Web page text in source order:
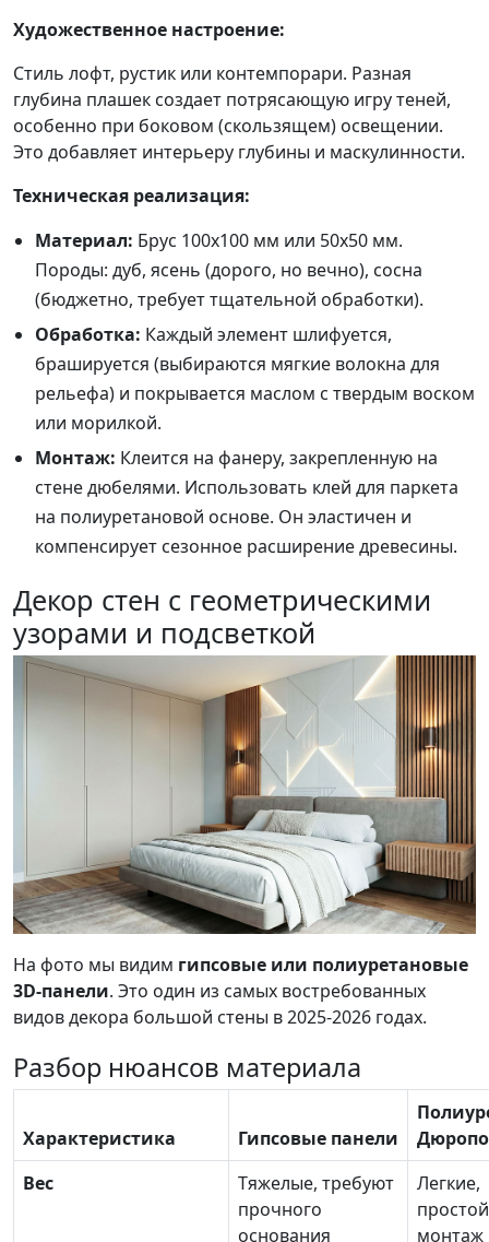
Художественное настроение:
Стиль лофт, рустик или контемпорари. Разная
глубина плашек создает потрясающую игру теней,
особенно при боковом (скользящем) освещении.
Это добавляет интерьеру глубины и маскулинности.
Техническая реализация:
Материал: Брус 100х100 мм или 50х50 мм.
Породы: дуб, ясень (дорого, но вечно), сосна
(бюджетно, требует тщательной обработки).
Обработка: Каждый элемент шлифуется,
брашируется (выбираются мягкие волокна для
рельефа) и покрывается маслом с твердым воском
или морилкой.
Монтаж: Клеится на фанеру, закрепленную на
стене дюбелями. Использовать клей для паркета
на полиуретановой основе. Он эластичен и
компенсирует сезонное расширение древесины.
Декор стен с геометрическими
узорами и подсветкой
На фото мы видим гипсовые или полиуретановые
3D-панели. Это один из самых востребованных
видов декора большой стены в 2025-2026 годах.
Разбор нюансов материала
Характеристика Гипсовые панели
Вес
Тяжелые, требуют
прочного
основания
Легкие,
простой
монтаж